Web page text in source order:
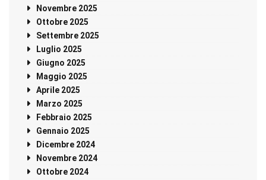
Novembre 2025
Ottobre 2025
Settembre 2025
Luglio 2025
Giugno 2025
Maggio 2025
Aprile 2025
Marzo 2025
Febbraio 2025
Gennaio 2025
Dicembre 2024
Novembre 2024
Ottobre 2024